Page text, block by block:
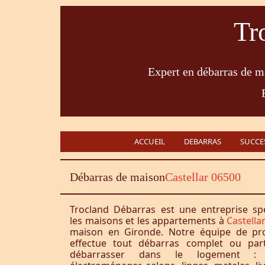
Expert en débarras de
ACCUEIL DEBARRAS
Débarras de maisonCastellar 06500
Trocland Débarras est une entreprise
les maisons et les appartements à
maison en Gironde. Notre équipe de
effectue tout débarras complet ou
débarrasser dans le logement :